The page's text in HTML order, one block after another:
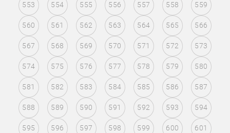
553 554 555 556 557 558 559
560 561 562 563 564 565 566
567 568 569 570 571 572 573
574 575 576 577 578 579 580
581 582 583 584 585 586 587
588 589 590 591 592 593 594
595 596 597 598 599 600 601